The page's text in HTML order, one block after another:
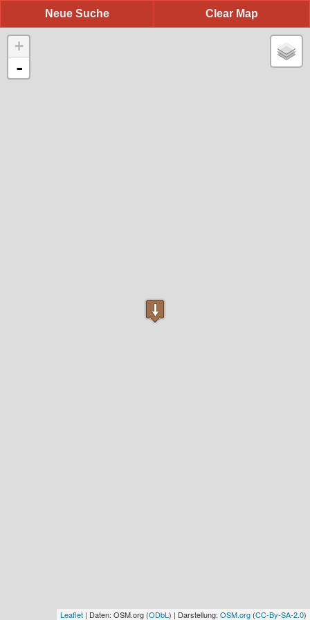
Clear Map
Neue Suche
+
-
Leaflet | Daten: OSM.org (ODbL ) | Darstellung: OSM.org (CC-By-SA-2.0)